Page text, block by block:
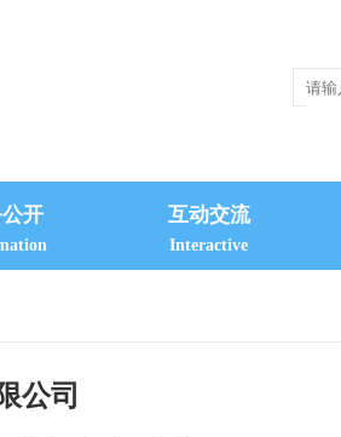
开 互动交流
Interactive
公司